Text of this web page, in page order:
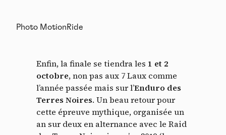
Photo MotionRide
Enfin, la finale se tiendra les 1 et 2
octobre, non pas aux 7 Laux comme
l’année passée mais sur l’Enduro des
Terres Noires. Un beau retour pour
cette épreuve mythique, organisée un
an sur deux en alternance avec le Raid